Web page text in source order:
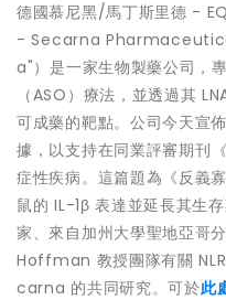
德國慕尼黑/馬丁斯里德 -
- Secarna
a"）是一家生物製藥公司，
（ASO）療法，並透過其
可成藥的靶點。公司今天宣
據，以支持在同業評審期刊
症性疾病。這篇題為《反義
鼠的 IL-1β 表達並延長其生
家、來自加州大學聖地亞
Hoffman 教授團隊有關
carna 的共同研究。可於此